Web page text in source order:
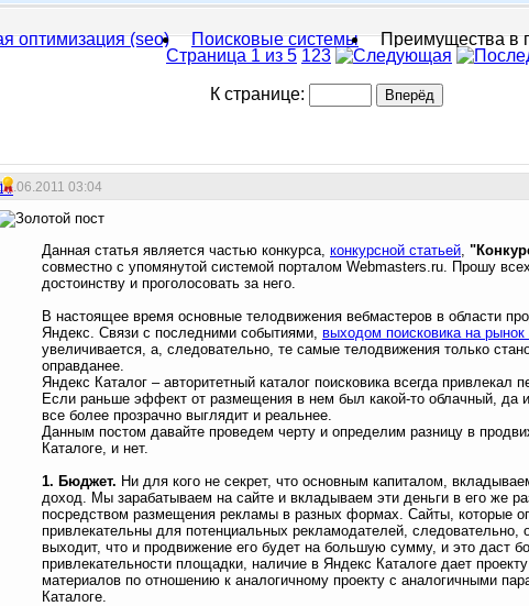
оптимизация (seo) Поисковые системы Преимущества в
Страница 1 из 5 123
К странице:
14.06.2011 03:04
Данная статья является частью конкурса, конкурсной статьей
совместно с упомянутой системой порталом Webmasters.ru. Прошу
достоинству и проголосовать за него.
В настоящее время основные телодвижения вебмастеров в области
Яндекс. Связи с последними событиями, выходом поисковика на рынок
увеличивается, а, следовательно, те самые телодвижения только
оправданее.
Яндекс Каталог – авторитетный каталог поисковика всегда привлекал
Если раньше эффект от размещения в нем был какой-то облачный, да
все более прозрачно выглядит и реальнее.
Данным постом давайте проведем черту и определим разницу в
Каталоге, и нет.
1. Бюджет. Ни для кого не секрет, что основным капиталом,
доход. Мы зарабатываем на сайте и вкладываем эти деньги в его же
посредством размещения рекламы в разных формах. Сайты, которые
привлекательны для потенциальных рекламодателей, следовательно,
выходит, что и продвижение его будет на большую сумму, и это даст
привлекательности площадки, наличие в Яндекс Каталоге дает
материалов по отношению к аналогичному проекту с аналогичными
Каталоге.